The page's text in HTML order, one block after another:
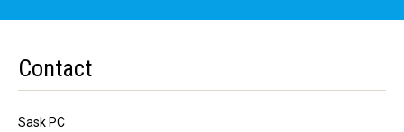
Contact
Sask PC